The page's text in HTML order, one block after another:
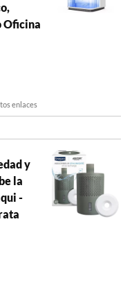
Oficina
enlaces
y
la
-